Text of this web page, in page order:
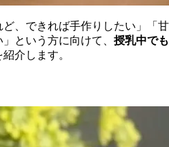
ど、できれば手作りしたい」「甘
という方に向けて、 授乳中でも
紹介します。